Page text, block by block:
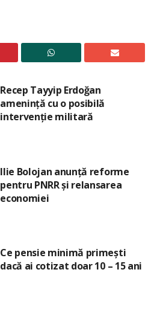
Recep Tayyip Erdoğan
amenință cu o posibilă
intervenție militară
Ilie Bolojan anunță reforme
pentru PNRR și relansarea
economiei
Ce pensie minimă primești
dacă ai cotizat doar 10 – 15 ani